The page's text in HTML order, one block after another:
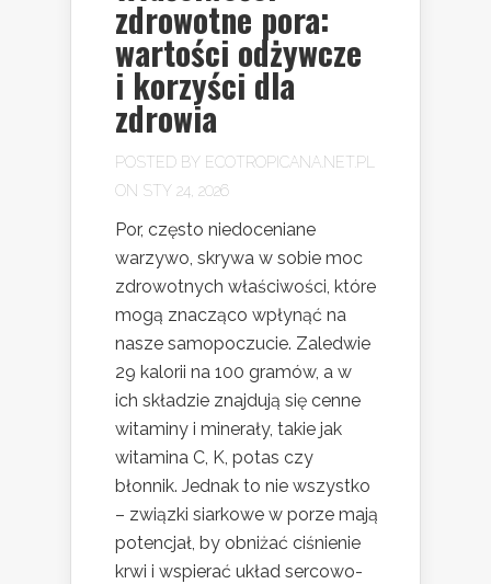
zdrowotne pora:
wartości odżywcze
i korzyści dla
zdrowia
POSTED BY ECOTROPICANA.NET.PL
ON STY 24, 2026
Por, często niedoceniane
warzywo, skrywa w sobie moc
zdrowotnych właściwości, które
mogą znacząco wpłynąć na
nasze samopoczucie. Zaledwie
29 kalorii na 100 gramów, a w
ich składzie znajdują się cenne
witaminy i minerały, takie jak
witamina C, K, potas czy
błonnik. Jednak to nie wszystko
– związki siarkowe w porze mają
potencjał, by obniżać ciśnienie
krwi i wspierać układ sercowo-